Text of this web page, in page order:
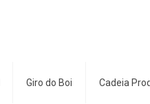
Giro do Boi Cadeia